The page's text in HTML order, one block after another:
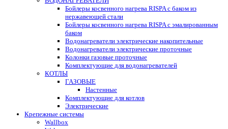
Бойлеры косвенного нагрева RISPA с баком из
нержавеющей стали
Бойлеры косвенного нагрева RISPA с эмалированным
баком
Водонагреватели электрические накопительные
Водонагреватели электрические проточные
Колонки газовые проточные
Комплектующие для водонагревателей
КОТЛЫ
ГАЗОВЫЕ
Настенные
Комплектующие для котлов
Электрические
Крепежные системы
Wallbox